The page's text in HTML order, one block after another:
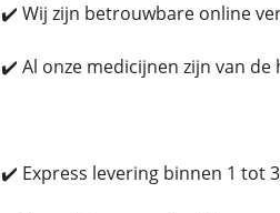
✔️ Wij zijn betrouwbare online
✔️ Al onze medicijnen zijn van
✔️ Express levering binnen 1 tot